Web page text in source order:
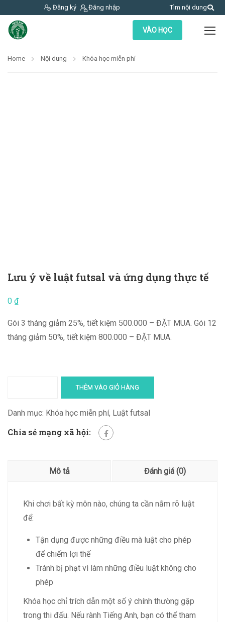
Đăng ký Đăng nhập Tìm nội dung
VÀO HỌC
Home Nội dung Khóa học miễn phí
Lưu ý về luật futsal và ứng dụng thực tế
0 ₫
Gói 3 tháng giảm 25%, tiết kiệm 500.000 – ĐẶT MUA. Gói 12
tháng giảm 50%, tiết kiệm 800.000 – ĐẶT MUA.
THÊM VÀO GIỎ HÀNG
Danh mục: Khóa học miễn phí, Luật futsal
Chia sẻ mạng xã hội:
Mô tả Đánh giá (0)
Khi chơi bất kỳ môn nào, chúng ta cần nắm rõ luật
để:
Tận dụng được những điều mà luật cho phép
để chiếm lợi thế
Tránh bị phạt vì làm những điều luật không cho
phép
Khóa học chỉ trích dẫn một số ý chính thường gặp
trong thi đấu. Nếu rành Tiếng Anh, bạn có thể tham